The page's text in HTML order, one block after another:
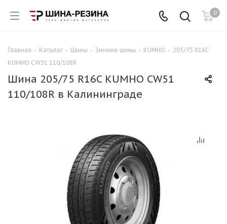
0
Главная - Каталог - Шины - Зимние шины - KUMHO - 205/75 R16C
KUMHO CW51 110/108R
Шина 205/75 R16C KUMHO CW51
110/108R в Калининграде